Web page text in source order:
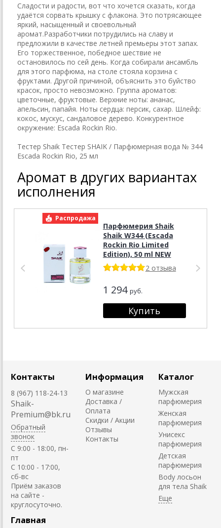
Сладости и радости, вот что хочется сказать, когда
удаётся сорвать крышку с флакона. Это потрясающее
яркий, насыщенный и своевольный
аромат.Разработчики потрудились на славу и
предложили в качестве летней премьеры этот запах.
Его торжественное, победное шествие не
остановилось по сей день. Когда собирали ансамбль
для этого парфюма, на столе стояла корзина с
фруктами. Другой причиной, объяснить это буйство
красок, просто невозможно. Группа ароматов:
цветочные, фруктовые. Верхние ноты: ананас,
апельсин, папайя. Ноты сердца: персик, сахар. Шлейф:
кокос, мускус, сандаловое дерево. Конкурентное
окружение: Escada Rockin Rio.
Тестер Shaik Тестер SHAIK / Парфюмерная вода № 344
Escada Rockin Rio, 25 мл
Аромат в других вариантах
исполнения
Распродажа
Парфюмерия Shaik
Shaik W344 (Escada
Rockin Rio Limited
Edition), 50 ml NEW
2 отзыва
1 294 руб.
Контакты
8 (967) 118-24-13
Shaik-
Premium@bk.ru
Обратный
звонок
C 9:00 - 18:00, пн-
пт
С 10:00 - 17:00,
сб-вс
Приём заказов
на сайте -
круглосуточно.
Информация
О магазине
Доставка /
Оплата
Скидки / Акции
Отзывы
Контакты
Каталог
Мужская
парфюмерия
Женская
парфюмерия
Унисекс
парфюмерия
Детская
парфюмерия
Body лосьон
для тела Shaik
Главная